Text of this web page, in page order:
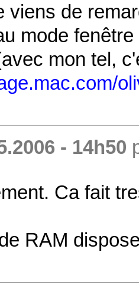
viens de
mode
mon tel,
- 14h50
Ca fait
RAM